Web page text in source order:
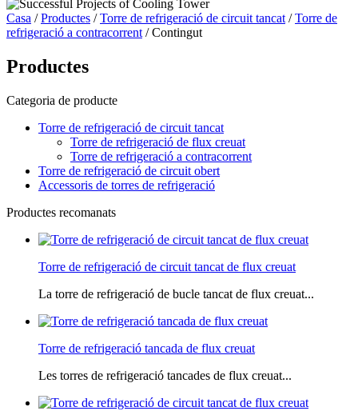
Casa /Productes /Torre de refrigeració de circuit tancat /Torre de
refrigeració a contracorrent / Contingut
Productes
Categoria de producte
Torre de refrigeració de circuit tancat
Torre de refrigeració de flux creuat
Torre de refrigeració a contracorrent
Torre de refrigeració de circuit obert
Accessoris de torres de refrigeració
Productes recomanats
Torre de refrigeració de circuit tancat de flux creuat
La torre de refrigeració de bucle tancat de flux creuat...
Torre de refrigeració tancada de flux creuat
Les torres de refrigeració tancades de flux creuat...